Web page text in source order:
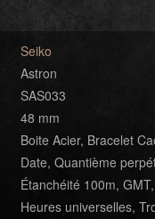
Seiko
Astron
SAS033
48 mm
Boite Acier, Bracelet
Date, Quantième
Étanchéité 100m, GMT,
Heures universelles,